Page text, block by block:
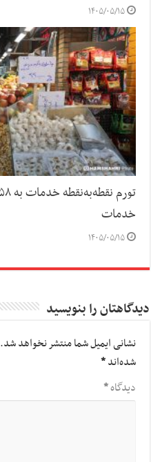
۱۴۰۵/۰۵/۱۵
خدمات
۱۴۰۵/۰۵/۱۵
دیدگاهتان را بنویسید
نشانی ایمیل شما منتشر نخواهد شد.
شده‌اند*
دیدگاه*